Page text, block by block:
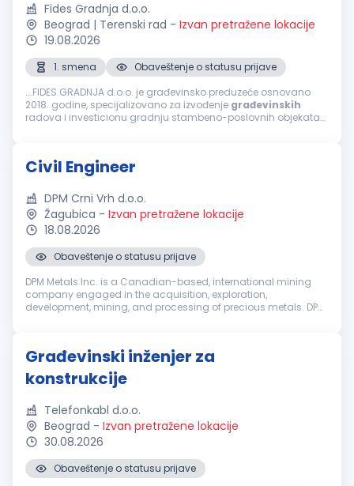
Fides Gradnja d.o.o.
Beograd | Terenski rad - Izvan pretražene lokacije
19.08.2026
1. smena
Obaveštenje o statusu prijave
...FIDES GRADNJA d.o.o. je građevinsko preduzeće osnovano
2018. godine, specijalizovano za izvođenje građevinskih
radova i investicionu gradnju stambeno-poslovnih objekata
Civil Engineer
DPM Crni Vrh d.o.o.
Žagubica - Izvan pretražene lokacije
18.08.2026
Obaveštenje o statusu prijave
DPM Metals Inc. is a Canadian-based, international mining
company engaged in the acquisition, exploration,
development, mining, and processing of precious metals. DPM
Građevinski inženjer za
konstrukcije
Telefonkabl d.o.o.
Beograd - Izvan pretražene lokacije
30.08.2026
Obaveštenje o statusu prijave